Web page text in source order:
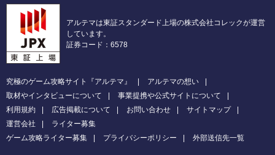
アルテマは東証スタンダード上場の株式会社コレックが運営
しています。
証券コード：6578
究極のゲーム攻略サイト『アルテマ』
アルテマの想い
取材やインタビューについて
事業提携や公式サイトについて
利用規約
広告掲載について お問い合わせ
サイトマップ
運営会社
ライター募集
ゲーム攻略ライター募集
プライバシーポリシー 外部送信先一覧